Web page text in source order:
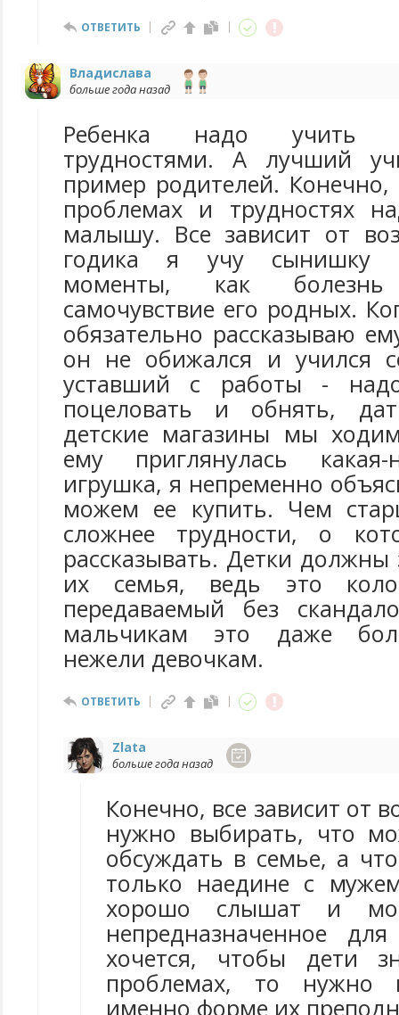
ОТВЕТИТЬ
Владислава
больше года назад
Ребенка надо учить
трудностями. А лучший
пример родителей. Конечно,
проблемах и трудностях
малышу. Все зависит от
годика я учу сынишку
моменты, как
самочувствие его родных.
обязательно рассказываю
он не обижался и учился
уставший с работы -
поцеловать и обнять,
детские магазины мы
ему приглянулась какая-
игрушка, я непременно
можем ее купить. Чем
сложнее трудности, о
рассказывать. Детки
их семья, ведь это
передаваемый без
мальчикам это даже
нежели девочкам.
ОТВЕТИТЬ
Zlata
больше года назад
Конечно, все зависит от
нужно выбирать, что
обсуждать в семье, а
только наедине с
хорошо слышат и
непредназначенное
хочется, чтобы дети
проблемах, то нужно
именно форме их